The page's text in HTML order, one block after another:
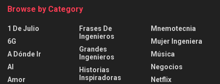
Browse by Category
1 De Julio
6G
A Dónde Ir
AI
Amor
Frases De
Ingenieros
Grandes
Ingenieros
Historias
Inspiradoras
Mnemotecnia
Mujer Ingeniera
Música
Negocios
Netflix